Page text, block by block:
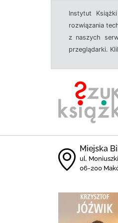
Instytut
rozwiązania
z naszych
przeglądarki.
Miejska
ul.
06-200